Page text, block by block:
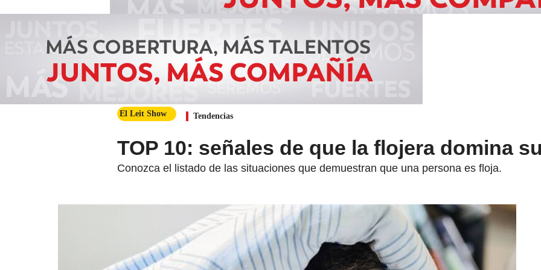
El Leit Show Tendencias
TOP 10: señales de que la flojera domina
Conozca el listado de las situaciones que demuestran que una persona es floja.